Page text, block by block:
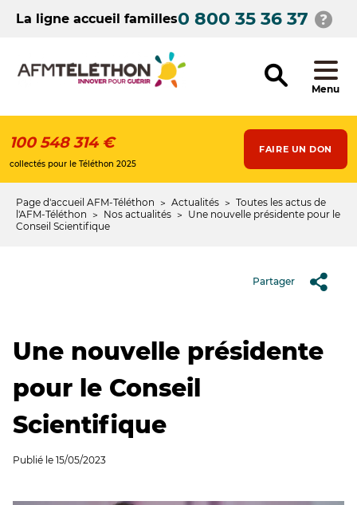
contenuLa ligne accueil familles0 800 35 36 37
Menu
100 548 314 €
collectés pour le Téléthon 2025
FAIRE UN DON
Fil
d'Ariane
Page d'accueil AFM-Téléthon Actualités
Toutes les actus de
l'AFM-Téléthon
Nos actualités
Une nouvelle présidente pour le
Conseil Scientifique
Partager
Une nouvelle présidente
pour le Conseil
Scientifique
Publié le 15/05/2023